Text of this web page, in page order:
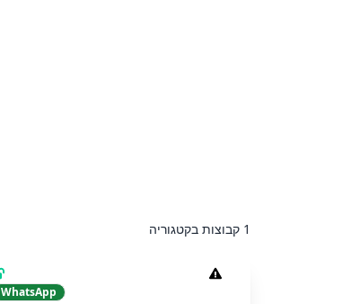
1 קבוצות בקטגוריה
WhatsApp